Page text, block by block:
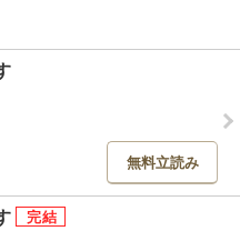
無料立読み